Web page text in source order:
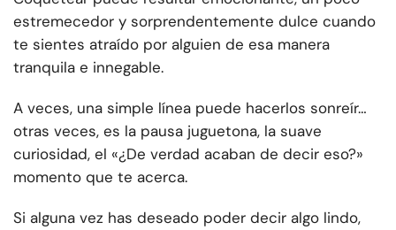
estremecedor y sorprendentemente dulce cuando
te sientes atraído por alguien de esa manera
tranquila e innegable.
A veces, una simple línea puede hacerlos sonreír…
otras veces, es la pausa juguetona, la suave
curiosidad, el «¿De verdad acaban de decir eso?»
momento que te acerca.
Si alguna vez has deseado poder decir algo lindo,